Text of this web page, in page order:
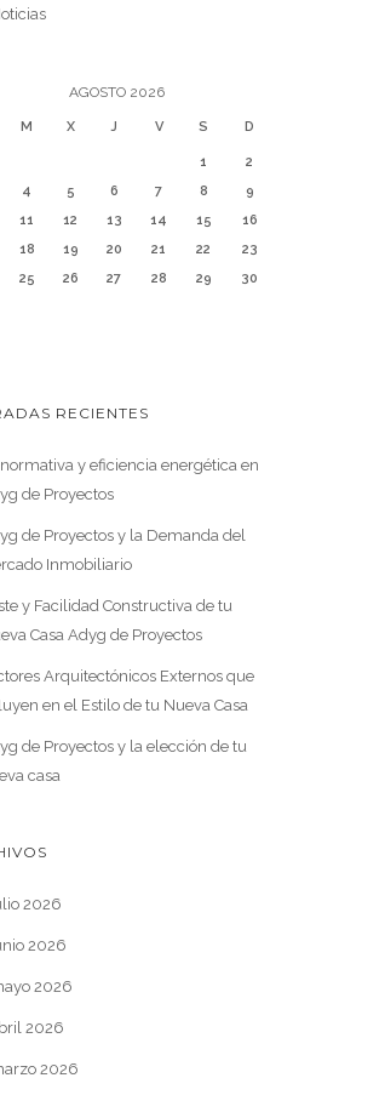
AGOSTO 2026
M X J V S D
1
2
4 5 6 7 8
9
11 12 13 14 15
16
18 19 20 21 22
23
25 26 27 28 29
30
RECIENTES
y eficiencia energética en
de Proyectos
de Proyectos y la Demanda del
Inmobiliario
y Facilidad Constructiva de tu
Casa Adyg de Proyectos
Arquitectónicos Externos que
en el Estilo de tu Nueva Casa
de Proyectos y la elección de tu
casa
2026
2026
2026
2026
2026